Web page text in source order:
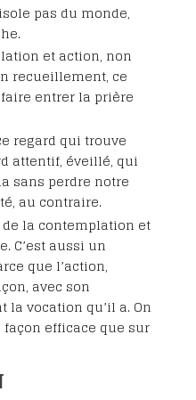
pas du monde,
et action, non
recueillement, ce
entrer la prière
regard qui trouve
attentif, éveillé, qui
sans perdre notre
au contraire.
la contemplation et
C’est aussi un
que l’action,
avec son
vocation qu’il a. On
façon efficace que sur